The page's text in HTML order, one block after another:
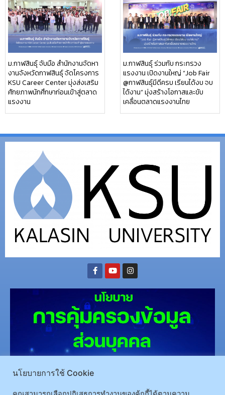
ม.กาฬสินธุ์ จับมือ สำนักงานจัดหา
งานจังหวัดกาฬสินธุ์ จัดโครงการ
KSU Career Center มุ่งส่งเสริม
ศักยภาพนักศึกษาก่อนเข้าสู่ตลาด
แรงงาน
ม.กาฬสินธุ์ ร่วมกับ กระทรวง
แรงงาน เปิดงานใหญ่ “Job Fair
@กาฬสินธุ์มีดีครบ เรียนได้งบ จบ
ได้งาน” มุ่งสร้างโอกาสและขับ
เคลื่อนตลาดแรงงานไทย
043-602-044
นโยบายการใช้ Cookie